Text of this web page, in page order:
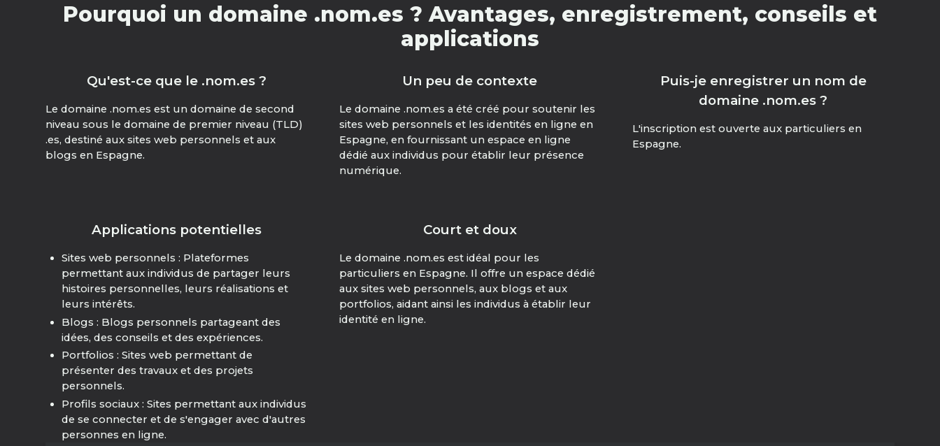
Pourquoi un domaine .nom.es ? Avantages, enregistrement, conseils et
applications
Qu'est-ce que le .nom.es ?
Le domaine .nom.es est un domaine de second
niveau sous le domaine de premier niveau (TLD)
.es, destiné aux sites web personnels et aux
blogs en Espagne.
Un peu de contexte
Le domaine .nom.es a été créé pour soutenir les
sites web personnels et les identités en ligne en
Espagne, en fournissant un espace en ligne
dédié aux individus pour établir leur présence
numérique.
Puis-je enregistrer un nom de
domaine .nom.es ?
L'inscription est ouverte aux particuliers en
Espagne.
Applications potentielles
Sites web personnels : Plateformes
permettant aux individus de partager leurs
histoires personnelles, leurs réalisations et
leurs intérêts.
Blogs : Blogs personnels partageant des
idées, des conseils et des expériences.
Portfolios : Sites web permettant de
présenter des travaux et des projets
personnels.
Profils sociaux : Sites permettant aux individus
de se connecter et de s'engager avec d'autres
personnes en ligne.
Court et doux
Le domaine .nom.es est idéal pour les
particuliers en Espagne. Il offre un espace dédié
aux sites web personnels, aux blogs et aux
portfolios, aidant ainsi les individus à établir leur
identité en ligne.